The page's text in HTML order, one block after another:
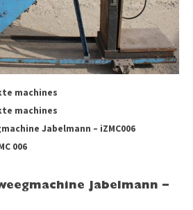
machines
machines
Jabelmann – iZMC006
006
Jabelmann –